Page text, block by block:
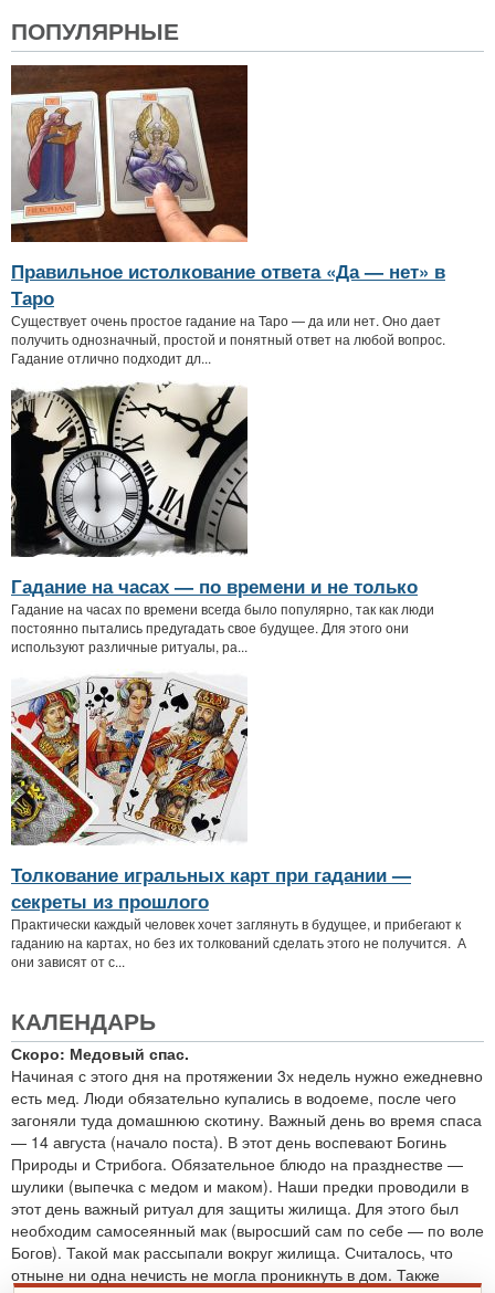
ПОПУЛЯРНЫЕ
Правильное истолкование ответа «Да — нет» в
Таро
Существует очень простое гадание на Таро — да или нет. Оно дает
получить однозначный, простой и понятный ответ на любой вопрос.
Гадание отлично подходит дл...
Гадание на часах — по времени и не только
Гадание на часах по времени всегда было популярно, так как люди
постоянно пытались предугадать свое будущее. Для этого они
используют различные ритуалы, ра...
Толкование игральных карт при гадании —
секреты из прошлого
Практически каждый человек хочет заглянуть в будущее, и прибегают к
гаданию на картах, но без их толкований сделать этого не получится. А
они зависят от с...
КАЛЕНДАРЬ
Скоро: Медовый спас.
Начиная с этого дня на протяжении 3х недель нужно ежедневно
есть мед. Люди обязательно купались в водоеме, после чего
загоняли туда домашнюю скотину. Важный день во время спаса
— 14 августа (начало поста). В этот день воспевают Богинь
Природы и Стрибога. Обязательное блюдо на празднестве —
шулики (выпечка с медом и маком). Наши предки проводили в
этот день важный ритуал для защиты жилища. Для этого был
необходим самосеянный мак (выросший сам по себе — по воле
Богов). Такой мак рассыпали вокруг жилища. Считалось, что
отныне ни одна нечисть не могла проникнуть в дом. Также